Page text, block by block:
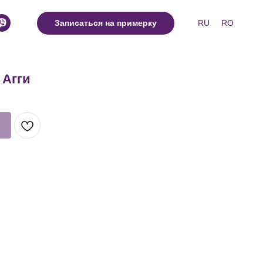
Записаться на примерку RU RO